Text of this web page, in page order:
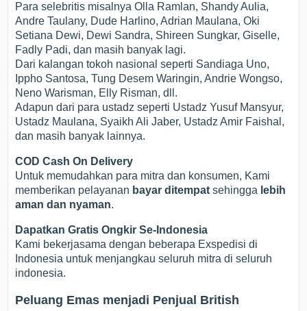
Para selebritis misalnya Olla Ramlan, Shandy Aulia,
Andre Taulany, Dude Harlino, Adrian Maulana, Oki
Setiana Dewi, Dewi Sandra, Shireen Sungkar, Giselle,
Fadly Padi, dan masih banyak lagi.
Dari kalangan tokoh nasional seperti Sandiaga Uno,
Ippho Santosa, Tung Desem Waringin, Andrie Wongso,
Neno Warisman, Elly Risman, dll.
Adapun dari para ustadz seperti Ustadz Yusuf Mansyur,
Ustadz Maulana, Syaikh Ali Jaber, Ustadz Amir Faishal,
dan masih banyak lainnya.
COD Cash On Delivery
Untuk memudahkan para mitra dan konsumen, Kami
memberikan pelayanan bayar ditempat sehingga lebih
aman dan nyaman.
Dapatkan Gratis Ongkir Se-Indonesia
Kami bekerjasama dengan beberapa Exspedisi di
Indonesia untuk menjangkau seluruh mitra di seluruh
indonesia.
Peluang Emas menjadi Penjual British